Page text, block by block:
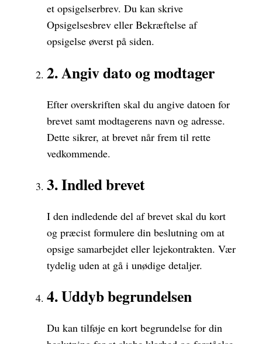
et opsigelserbrev. Du kan skrive
Opsigelsesbrev eller Bekræftelse af
opsigelse øverst på siden.
2. Angiv dato og modtager
Efter overskriften skal du angive datoen for
brevet samt modtagerens navn og adresse.
Dette sikrer, at brevet når frem til rette
vedkommende.
3. Indled brevet
I den indledende del af brevet skal du kort
og præcist formulere din beslutning om at
opsige samarbejdet eller lejekontrakten. Vær
tydelig uden at gå i unødige detaljer.
4. Uddyb begrundelsen
Du kan tilføje en kort begrundelse for din